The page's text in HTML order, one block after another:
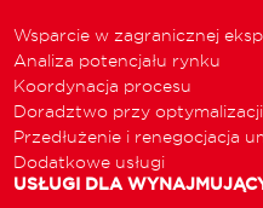
Wsparcie w zagranicznej
Analiza potencjału rynku
Koordynacja procesu
Doradztwo przy
Przedłużenie i renegocjacja
Dodatkowe usługi
USŁUGI DLA